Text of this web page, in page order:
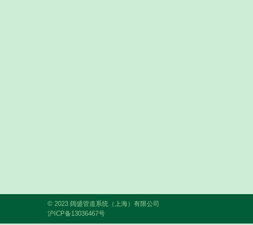
© 2023 阔盛管道系统（上海）有限公司
沪ICP备13036467号